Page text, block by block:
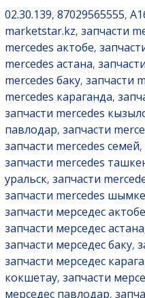
02.30.139, 87029565555,
marketstar.kz, запчасти
mercedes актобе,
mercedes астана,
mercedes баку, запчасти
mercedes караганда,
запчасти mercedes
павлодар, запчасти
запчасти mercedes семей,
запчасти mercedes
уральск, запчасти
запчасти mercedes
запчасти мерседес актобе
запчасти мерседес астана
запчасти мерседес баку,
запчасти мерседес
кокшетау, запчасти
мерседес павлодар,